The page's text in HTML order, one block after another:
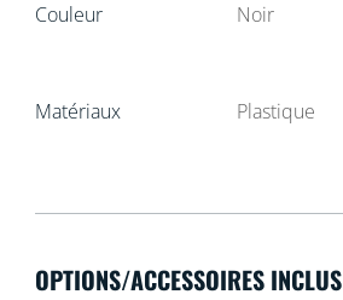
Couleur Noir
Matériaux Plastique
OPTIONS/ACCESSOIRES INCLUS